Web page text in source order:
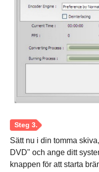
Sätt nu i din tomma
DVD" och ange ditt
knappen för att starta